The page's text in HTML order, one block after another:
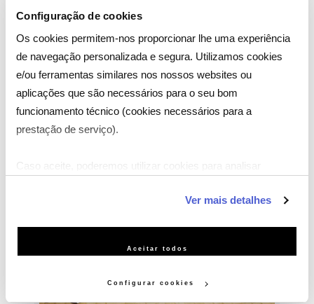
Configuração de cookies
Os cookies permitem-nos proporcionar lhe uma experiência
de navegação personalizada e segura. Utilizamos cookies
e/ou ferramentas similares nos nossos websites ou
aplicações que são necessários para o seu bom
funcionamento técnico (cookies necessários para a
prestação de serviço).
Caso aceite, poderemos utilizar cookies para analisar
serviço às suas preferências e apresentar-lhe
publicidade personalizada). Pode gerir a utilização dos
Ver mais detalhes
Aceitar todos
Configurar cookies
contar a história de Maria e José Ribeiro, um casal de